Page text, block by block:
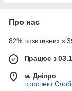
Про нас
82% позитивних з 39
Працює з
м. Дніпро
проспект